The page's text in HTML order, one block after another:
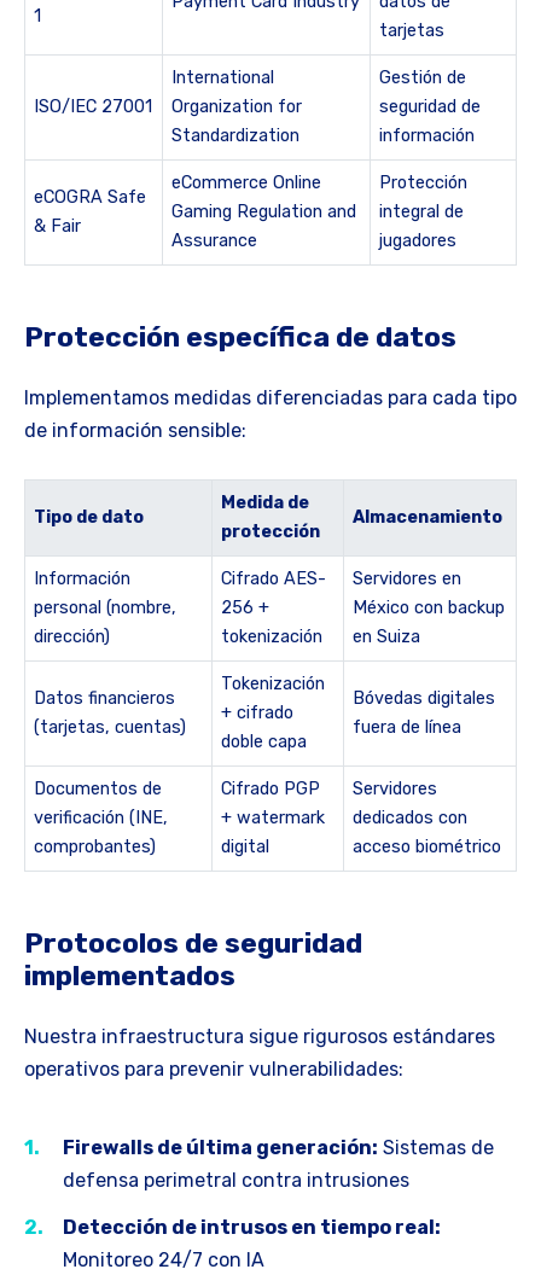
1
tarjetas
ISO/IEC 27001
International
Organization for
Standardization
Gestión de
seguridad de
información
eCOGRA Safe
& Fair
eCommerce Online
Gaming Regulation and
Assurance
Protección
integral de
jugadores
Protección específica de datos
Implementamos medidas diferenciadas para cada tipo
de información sensible:
Tipo de dato
Medida de
protección
Almacenamiento
Información
personal (nombre,
dirección)
Cifrado AES-
256 +
tokenización
Servidores en
México con backup
en Suiza
Datos financieros
(tarjetas, cuentas)
Tokenización
+ cifrado
doble capa
Bóvedas digitales
fuera de línea
Documentos de
verificación (INE,
comprobantes)
Cifrado PGP
+ watermark
digital
Servidores
dedicados con
acceso biométrico
Protocolos de seguridad
implementados
Nuestra infraestructura sigue rigurosos estándares
operativos para prevenir vulnerabilidades:
Firewalls de última generación: Sistemas de
defensa perimetral contra intrusiones
Detección de intrusos en tiempo real:
Monitoreo 24/7 con IA